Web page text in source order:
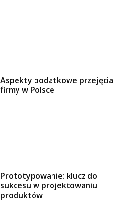
Aspekty podatkowe przejęcia
firmy w Polsce
Prototypowanie: klucz do
sukcesu w projektowaniu
produktów